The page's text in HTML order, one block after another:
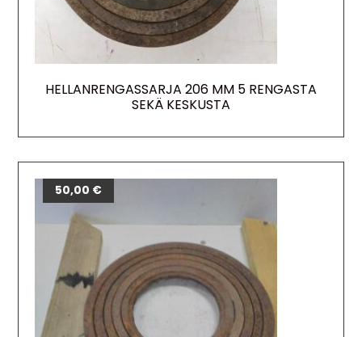
HELLANRENGASSARJA 206 MM 5 RENGASTA
SEKÄ KESKUSTA
50,00 €